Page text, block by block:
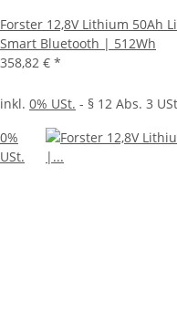
Forster 12,8V Lithium 50Ah
Smart Bluetooth | 512Wh
358,82 € *
inkl. 0% USt. - § 12 Abs. 3
0%
USt.